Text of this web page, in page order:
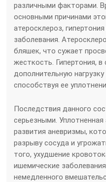
различными факторами.
основными причинами
атеросклероз,
заболевания.
бляшек, что сужает
жесткость. Гипертония,
дополнительную
способствуя ее
Последствия данного
серьезными.
развития аневризмы,
разрыву сосуда и
того, ухудшение
ишемические
немедленного